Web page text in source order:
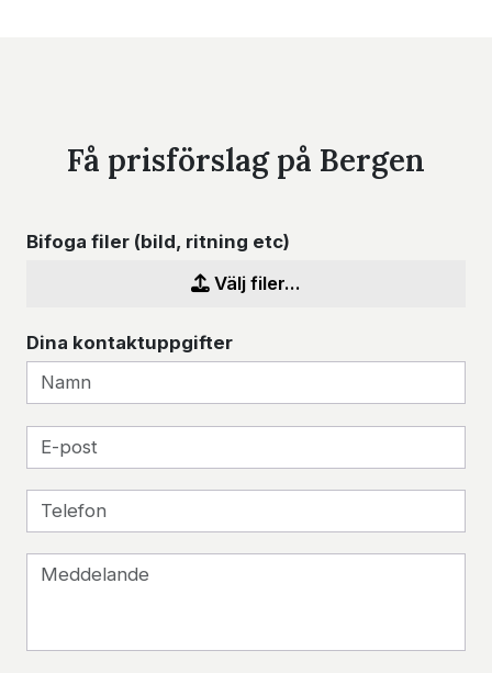
Få prisförslag på Bergen
Bifoga filer (bild, ritning etc)
Välj filer...
Dina kontaktuppgifter